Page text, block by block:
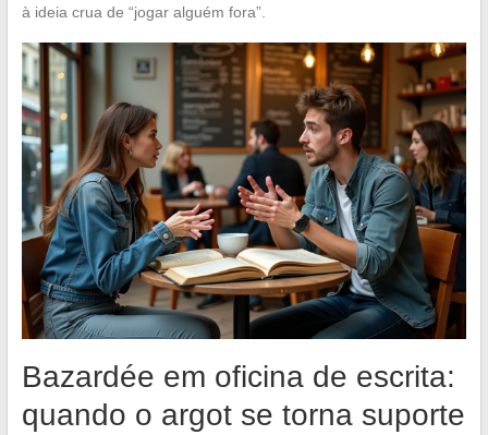
à ideia crua de “jogar alguém fora”.
Bazardée em oficina de escrita:
quando o argot se torna suporte